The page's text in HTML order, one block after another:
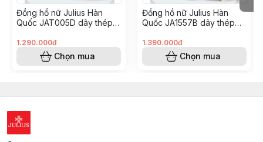
Đồng hồ nữ Julius Hàn
Quốc JAT005D dây thép
1.290.000đ
Chọn mua
Đồng hồ nữ Julius Hàn
Quốc JA1557B dây thép
1.390.000đ
Chọn mua